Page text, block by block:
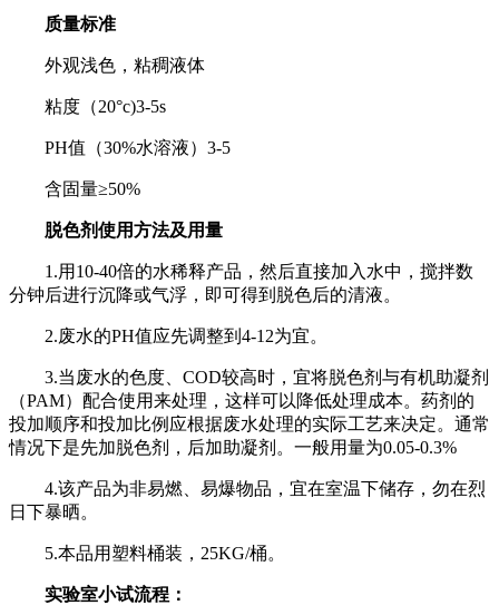
质量标准
外观浅色，粘稠液体
粘度（20°c)3-5s
PH值（30%水溶液）3-5
含固量≥50%
脱色剂使用方法及用量
1.用10-40倍的水稀释产品，然后直接加入水中，搅拌数
分钟后进行沉降或气浮，即可得到脱色后的清液。
2.废水的PH值应先调整到4-12为宜。
3.当废水的色度、COD较高时，宜将脱色剂与有机助凝剂
（PAM）配合使用来处理，这样可以降低处理成本。药剂的
投加顺序和投加比例应根据废水处理的实际工艺来决定。通常
情况下是先加脱色剂，后加助凝剂。一般用量为0.05-0.3%
4.该产品为非易燃、易爆物品，宜在室温下储存，勿在烈
日下暴晒。
5.本品用塑料桶装，25KG/桶。
实验室小试流程：